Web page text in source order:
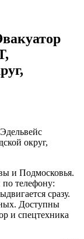
округ,
и Подмосковья.
телефону:
сразу.
Доступны
и спецтехника